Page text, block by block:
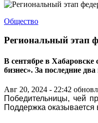
Общество
Региональный этап
В сентябре в
бизнес». За последние
Авг 20, 2024 - 22:42
Победительницы, чей
Поддержка оказывается